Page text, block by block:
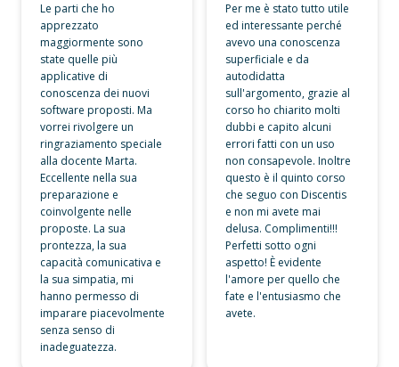
Le parti che ho
apprezzato
maggiormente sono
state quelle più
applicative di
conoscenza dei nuovi
software proposti. Ma
vorrei rivolgere un
ringraziamento speciale
alla docente Marta.
Eccellente nella sua
preparazione e
coinvolgente nelle
proposte. La sua
prontezza, la sua
capacità comunicativa e
la sua simpatia, mi
hanno permesso di
imparare piacevolmente
senza senso di
inadeguatezza.
Per me è stato tutto utile
ed interessante perché
avevo una conoscenza
superficiale e da
autodidatta
sull'argomento, grazie al
corso ho chiarito molti
dubbi e capito alcuni
errori fatti con un uso
non consapevole. Inoltre
questo è il quinto corso
che seguo con Discentis
e non mi avete mai
delusa. Complimenti!!!
Perfetti sotto ogni
aspetto! È evidente
l'amore per quello che
fate e l'entusiasmo che
avete.